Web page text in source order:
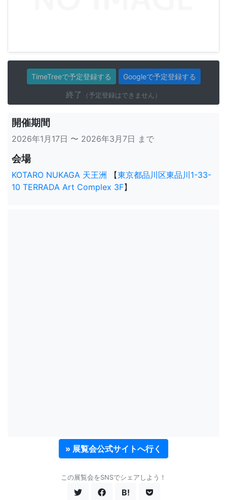
TimeTreeで予定登録する Googleで予定登録する
終了 （予定登録はできません）
開催期間
2026年1月17日 〜 2026年3月7日 まで
会場
KOTARO NUKAGA 天王洲 【東京都品川区東品川1-33-
10 TERRADA Art Complex 3F】
» 展覧会公式サイトへ行く
この展覧会をSNSでシェアしよう！
B!